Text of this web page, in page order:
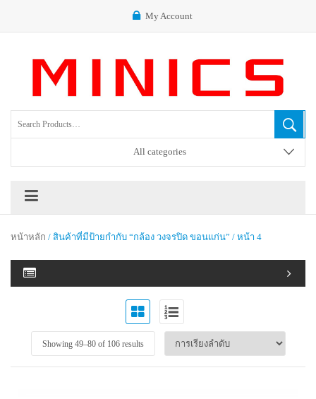
My Account
All categories
หน้าหลัก / สินค้าที่มีป้ายกำกับ “กล้อง วงจรปิด ขอนแก่น” / หน้า 4
Showing 49–80of 106 results